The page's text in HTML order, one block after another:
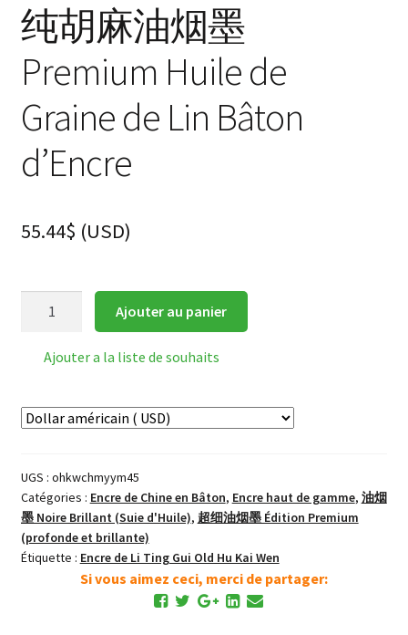
纯胡麻油烟墨
Premium Huile de
Graine de Lin Bâton
d’Encre
55.44$ (USD)
油
Premium
Huile
de
Graine
Ajouter au panier
Ajouter a la liste de souhaits
UGS : ohkwchmyym45
Catégories : Encre de Chine en Bâton, Encre haut de gamme, 油烟
墨 Noire Brillant (Suie d'Huile), 超细油烟墨 Édition Premium
(profonde et brillante)
Étiquette : Encre de Li Ting Gui Old Hu Kai Wen
Si vous aimez ceci, merci de partager: